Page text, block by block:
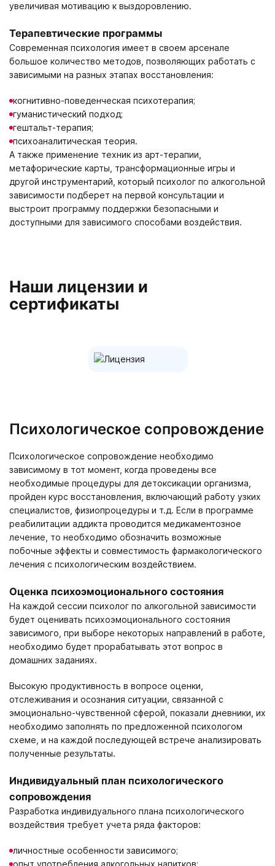
увеличивая мотивацию к выздоровлению.
Терапевтические программы
Современная психология имеет в своем арсенале
большое количество методов, позволяющих работать с
зависимыми на разных этапах восстановления:
когнитивно-поведенческая психотерапия;
гуманистический подход;
гештальт-терапия;
психоаналитическая теория.
А также применение техник из арт-терапии,
метафорические карты, трансформационные игры и
другой инструментарий, который психолог по алкогольной
зависимости подберет на первой консультации и
выстроит программу поддержки безопасными и
доступными для зависимого способами воздействия.
Наши лицензии и
сертификаты
Психологическое сопровождение
Психологическое сопровождение необходимо
зависимому в тот момент, когда проведены все
необходимые процедуры для детоксикации организма,
пройден курс восстановления, включающий работу узких
специалистов, физиопроцедуры и т.д. Если в программе
реабилитации аддикта проводится медикаментозное
лечение, то необходимо обозначить возможные
побочные эффекты и совместимость фармакологического
лечения с психологическим воздействием.
Оценка психоэмоционального состояния
На каждой сессии психолог по алкогольной зависимости
будет оценивать психоэмоционального состояния
зависимого, при выборе некоторых направлений в работе,
необходимо будет прорабатывать этот вопрос в
домашних заданиях.
Высокую продуктивность в вопросе оценки,
отслеживания и осознания ситуации, связанной с
эмоционально-чувственной сферой, показали дневники, их
необходимо заполнять по предложенной психологом
схеме, и на каждой последующей встрече анализировать
полученные результаты.
Индивидуальный план психологического
сопровождения
Разработка индивидуального плана психологического
воздействия требует учета ряда факторов:
личностные особенности зависимого;
опыт употребления алкогольных напитков;